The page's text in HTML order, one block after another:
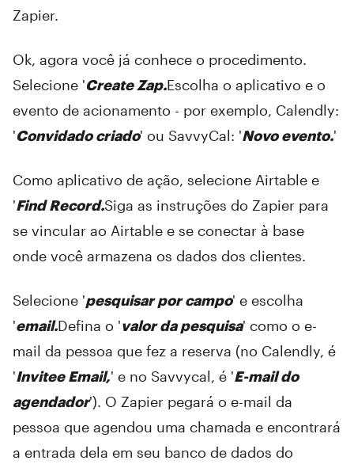
Zapier.
Ok, agora você já conhece o procedimento.
Selecione 'Create Zap.Escolha o aplicativo e o
evento de acionamento - por exemplo, Calendly:
'Convidado criado' ou SavvyCal: 'Novo evento.'
Como aplicativo de ação, selecione Airtable e
'Find Record.Siga as instruções do Zapier para
se vincular ao Airtable e se conectar à base
onde você armazena os dados dos clientes.
Selecione 'pesquisar por campo' e escolha
'email.Defina o 'valor da pesquisa' como o e-
mail da pessoa que fez a reserva (no Calendly, é
'Invitee Email,' e no Savvycal, é 'E-mail do
agendador'). O Zapier pegará o e-mail da
pessoa que agendou uma chamada e encontrará
a entrada dela em seu banco de dados do